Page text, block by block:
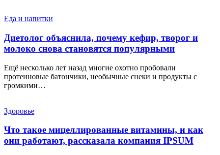
Еда и напитки
Диетолог объяснила, почему кефир, творог и
молоко снова становятся популярными
Ещё несколько лет назад многие охотно пробовали
протеиновые батончики, необычные снеки и продукты с
громкими…
Здоровье
Что такое мицеллированные витамины, и как
они работают, рассказала компания IPSUM